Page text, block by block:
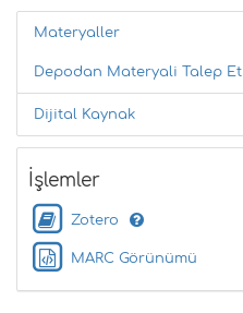
Materyaller
Depodan Materyali Talep Et
Dijital Kaynak
İşlemler
Zotero
MARC Görünümü